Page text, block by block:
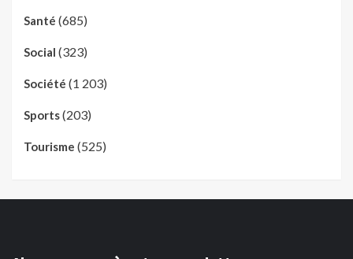
Santé (685)
Social (323)
Société (1 203)
Sports(203)
Tourisme (525)